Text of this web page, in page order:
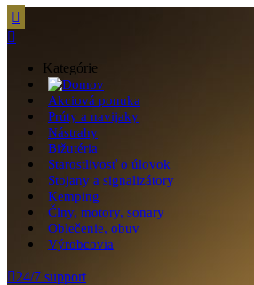


Kategórie
Akciová ponuka
Prúty a navijaky
Nástrahy
Bižutéria
Starostlivosť o úlovok
Stojany a signalizátory
Kemping
Člny, motory, sonary
Oblečenie, obuv
Výrobcovia
24/7 support